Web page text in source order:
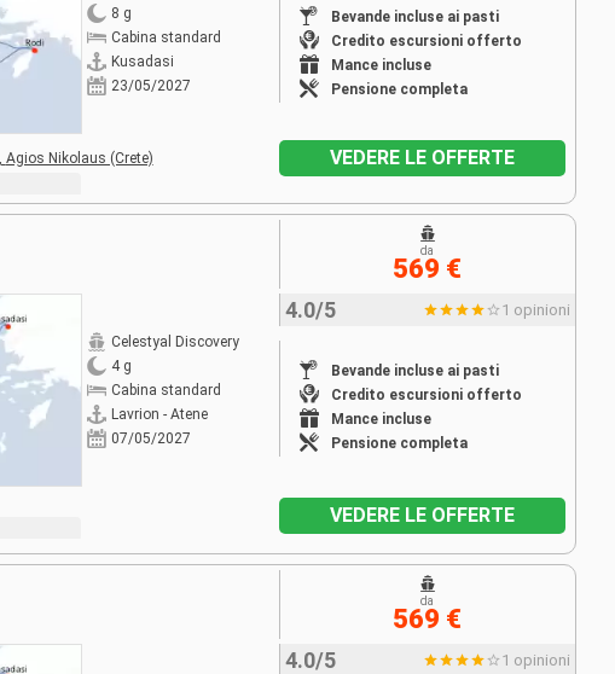
8 g
Cabina standard
Kusadasi
23/05/2027
Bevande incluse ai pasti
Credito escursioni offerto
Mance incluse
Pensione completa
Agios Nikolaus (Crete) VEDERE LE OFFERTE
Celestyal Discovery
4 g
Cabina standard
Lavrion - Atene
07/05/2027
4.0/5 1 opinioni
Bevande incluse ai pasti
Credito escursioni offerto
Mance incluse
Pensione completa
da
569 €
VEDERE LE OFFERTE
4.0/5 1 opinioni
da
569 €